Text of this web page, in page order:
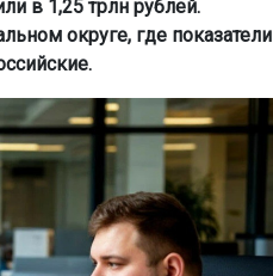
в 1,25 трлн рублей.
округе, где показатели